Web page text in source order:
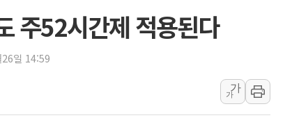
우리자산운용, MMF 순자
李대통령, 장성 진급 신고식
건설 불황 속 내실 다진 한
"내년 메모리 물량 동났다"…
주52시간제 적용된다
일 14:59
가
가